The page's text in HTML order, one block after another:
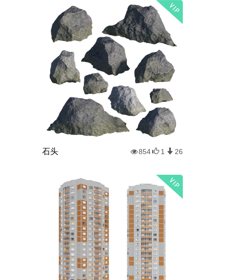
石头 854 1 26